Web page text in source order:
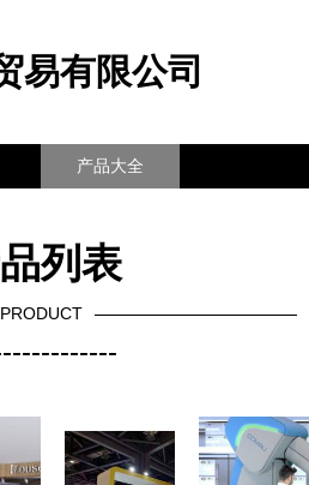
易有限公司
产品大全
列表
PRODUCT